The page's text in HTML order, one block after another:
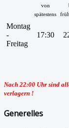
von
spätestens
Montag
-
Freitag
17:30
Nach 22:00 Uhr sind
verlagern !
Generelles